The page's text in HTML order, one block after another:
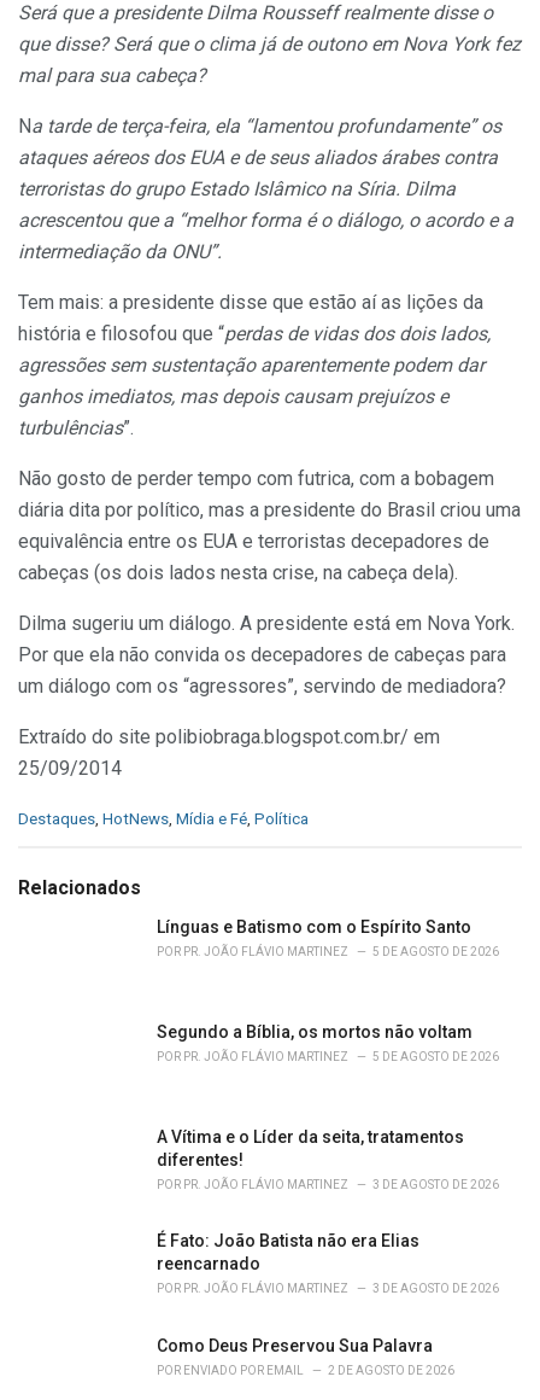
Será que a presidente Dilma Rousseff realmente disse o
que disse? Será que o clima já de outono em Nova York fez
mal para sua cabeça?
Na tarde de terça-feira, ela “lamentou profundamente” os
ataques aéreos dos EUA e de seus aliados árabes contra
terroristas do grupo Estado Islâmico na Síria. Dilma
acrescentou que a “melhor forma é o diálogo, o acordo e a
intermediação da ONU”.
Tem mais: a presidente disse que estão aí as lições da
história e filosofou que “perdas de vidas dos dois lados,
agressões sem sustentação aparentemente podem dar
ganhos imediatos, mas depois causam prejuízos e
turbulências”.
Não gosto de perder tempo com futrica, com a bobagem
diária dita por político, mas a presidente do Brasil criou uma
equivalência entre os EUA e terroristas decepadores de
cabeças (os dois lados nesta crise, na cabeça dela).
Dilma sugeriu um diálogo. A presidente está em Nova York.
Por que ela não convida os decepadores de cabeças para
um diálogo com os “agressores”, servindo de mediadora?
Extraído do site polibiobraga.blogspot.com.br/ em
25/09/2014
C
e
Destaques, HotNews, Mídia e Fé, Política
Relacionados
Línguas e Batismo com o Espírito Santo
POR PR. JOÃO FLÁVIO MARTINEZ 5 DE AGOSTO DE 2026
Segundo a Bíblia, os mortos não voltam
POR PR. JOÃO FLÁVIO MARTINEZ 5 DE AGOSTO DE 2026
A Vítima e o Líder da seita, tratamentos
diferentes!
POR PR. JOÃO FLÁVIO MARTINEZ 3 DE AGOSTO DE 2026
É Fato: João Batista não era Elias
reencarnado
POR PR. JOÃO FLÁVIO MARTINEZ 3 DE AGOSTO DE 2026
Como Deus Preservou Sua Palavra
POR ENVIADO POR EMAIL 2 DE AGOSTO DE 2026